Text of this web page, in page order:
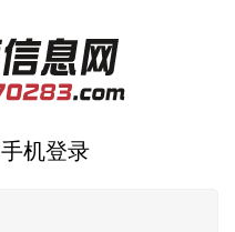
手机登录